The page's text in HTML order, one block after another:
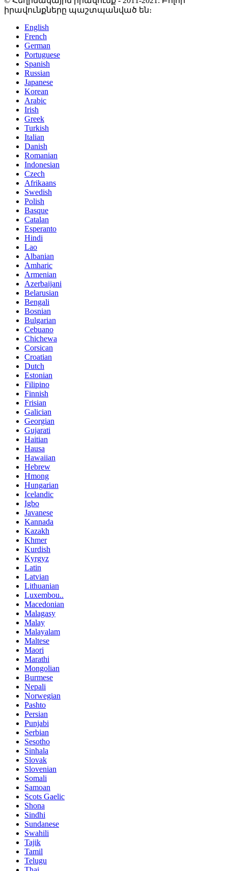
իրավունքները պաշտպանված են։
English
French
German
Portuguese
Spanish
Russian
Japanese
Korean
Arabic
Irish
Greek
Turkish
Italian
Danish
Romanian
Indonesian
Czech
Afrikaans
Swedish
Polish
Basque
Catalan
Esperanto
Hindi
Lao
Albanian
Amharic
Armenian
Azerbaijani
Belarusian
Bengali
Bosnian
Bulgarian
Cebuano
Chichewa
Corsican
Croatian
Dutch
Estonian
Filipino
Finnish
Frisian
Galician
Georgian
Gujarati
Haitian
Hausa
Hawaiian
Hebrew
Hmong
Hungarian
Icelandic
Igbo
Javanese
Kannada
Kazakh
Khmer
Kurdish
Kyrgyz
Latin
Latvian
Lithuanian
Luxembou..
Macedonian
Malagasy
Malay
Malayalam
Maltese
Maori
Marathi
Mongolian
Burmese
Nepali
Norwegian
Pashto
Persian
Punjabi
Serbian
Sesotho
Sinhala
Slovak
Slovenian
Somali
Samoan
Scots Gaelic
Shona
Sindhi
Sundanese
Swahili
Tajik
Tamil
Telugu